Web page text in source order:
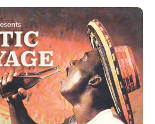
PagePagePage Page